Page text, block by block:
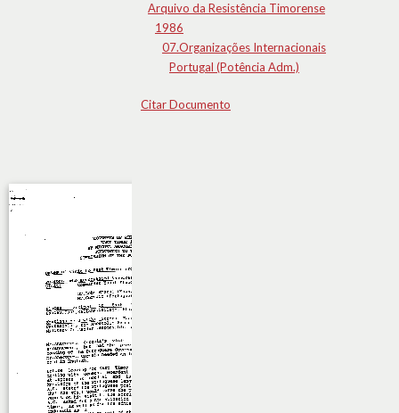
Arquivo da Resistência Timorense
1986
07.Organizações Internacionais
Portugal (Potência Adm.)
Citar Documento